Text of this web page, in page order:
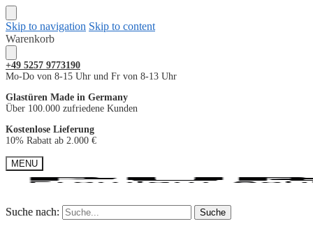
Skip to navigation Skip to content
Warenkorb
+49 5257 9773190
Mo-Do von 8-15 Uhr und Fr von 8-13 Uhr
Glastüren Made in Germany
Über 100.000 zufriedene Kunden
Kostenlose Lieferung
10% Rabatt ab 2.000 €
MENU
Suche nach: Suche
Suche nach: Suche